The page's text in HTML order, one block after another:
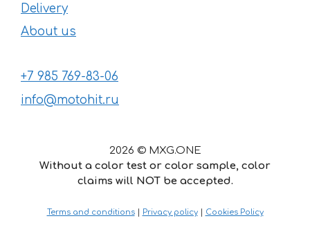
Delivery
About us
+7 985 769-83-06
info@motohit.ru
2026 © MXG.ONE
Without a color test or color sample, color
claims will NOT be accepted.
Terms and conditions| Privacy policy| Cookies Policy
14€
22 €Price